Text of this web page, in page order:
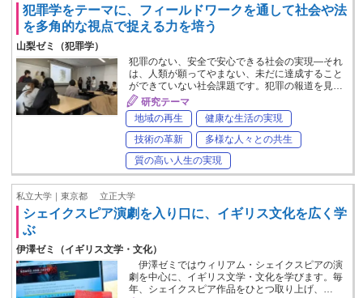
犯罪学をテーマに、フィールドワークを通して社会や法
を多角的な視点で捉える力を培う
山梨ゼミ（犯罪学）
犯罪のない、安全で安心できる社会の実現―それ
は、人類が願ってやまない、未だに達成すること
ができていない社会課題です。犯罪の報道を見…
研究テーマ
地域の再生
健康な生活の実現
技術の革新
多様な人々との共生
質の高い人生の実現
私立大学｜東京都 立正大学
シェイクスピア演劇を入り口に、イギリス文化を広く学
ぶ
伊澤ゼミ（イギリス文学・文化）
伊澤ゼミではウィリアム・シェイクスピアの演
劇を中心に、イギリス文学・文化を学びます。毎
年、シェイクスピア作品をひとつ取り上げ、…